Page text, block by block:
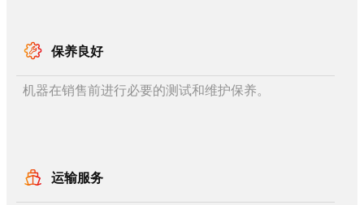
保养良好
机器在销售前进行必要的测试和维护保养。
运输服务